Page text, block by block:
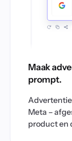
Maak
prompt.
Meta –
product en